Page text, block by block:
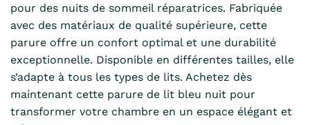
pour des nuits de sommeil réparatrices. Fabriquée
avec des matériaux de qualité supérieure, cette
parure offre un confort optimal et une durabilité
exceptionnelle. Disponible en différentes tailles, elle
s’adapte à tous les types de lits. Achetez dès
maintenant cette parure de lit bleu nuit pour
transformer votre chambre en un espace élégant et